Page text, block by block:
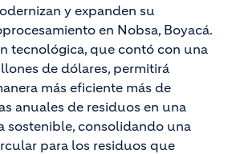
y expanden su
en Nobsa, Boyacá.
tecnológica, que contó con una
de dólares, permitirá
más eficiente más de
anuales de residuos en una
sostenible, consolidando una
para los residuos que